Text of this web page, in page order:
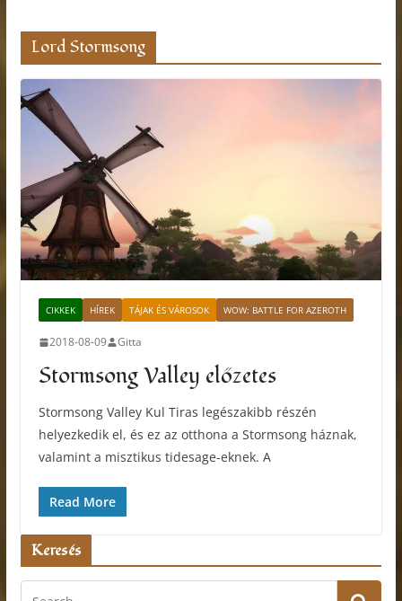
Lord Stormsong
CIKKEK HÍREK TÁJAK ÉS VÁROSOK WOW: BATTLE FOR AZEROTH
2018-08-09 Gitta
Stormsong Valley előzetes
Stormsong Valley Kul Tiras legészakibb részén
helyezkedik el, és ez az otthona a Stormsong háznak,
valamint a misztikus tidesage-eknek. A
Read More
Keresés